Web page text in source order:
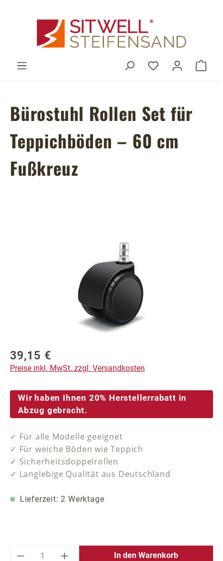
Du hast 0
Bürostuhl Rollen Set für
Teppichböden – 60 cm
Fußkreuz
Regulärer Preis:
39,15 €
Preise inkl. MwSt. zzgl. Versandkosten
Wir haben Ihnen 20% Herstellerrabatt in
Abzug gebracht.
✓ Für alle Modelle geeignet
✓ Für weiche Böden wie Teppich
✓ Sicherheitsdoppelrollen
✓ Langlebige Qualität aus Deutschland
Lieferzeit: 2 Werktage
Produkt Anzahl: Gib den gewünschten
In den Warenkorb